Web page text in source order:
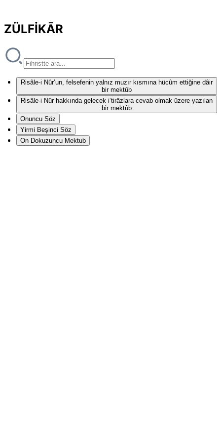
ZÜLFİKĀR
Risâle-i Nûr’un, felsefenin yalnız muzır kısmına hücûm ettiğine dâir
bir mektûb
Risâle-i Nûr hakkında gelecek i‘tirâzlara cevab olmak üzere yazılan
bir mektûb
Onuncu Söz
Yirmi Beşinci Söz
On Dokuzuncu Mektub